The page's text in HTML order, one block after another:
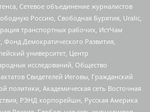
Сетевое объединение журналистов
Россию, Свободная Бурятия, Uralic,
транспортных рабочих, ИстЧам
Фонд Демократического Развития,
университет, Центр
исследований, Общество
Свидетелей Иеговы, Гражданский
политики, Академическая сеть Восточная
РЭНД корпорейшн, Русская Америка